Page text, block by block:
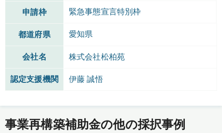
申請枠 緊急事態宣言特別枠
都道府県 愛知県
会社名 株式会社松柏苑
認定支援機関 伊藤 誠悟
事業再構築補助金の他の採択事例